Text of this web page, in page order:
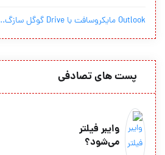
Outlook مایکروسافت با Drive گوگل سازگ...
پست های تصادفی
وایبر فیلتر
می‌شود؟